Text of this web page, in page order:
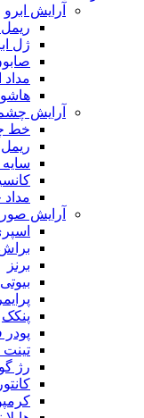
آرایش ابرو
ریمل
ژل
مداد
آرایش
خط
ریمل
آرایش
برنز
بیوتی
پرایمر
پنکک
رژ